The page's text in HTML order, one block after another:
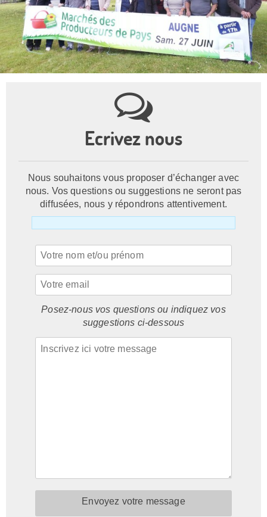
Ecrivez nous
Nous souhaitons vous proposer d’échanger avec
nous. Vos questions ou suggestions ne seront pas
diffusées, nous y répondrons attentivement.
Posez-nous vos questions ou indiquez vos
suggestions ci-dessous